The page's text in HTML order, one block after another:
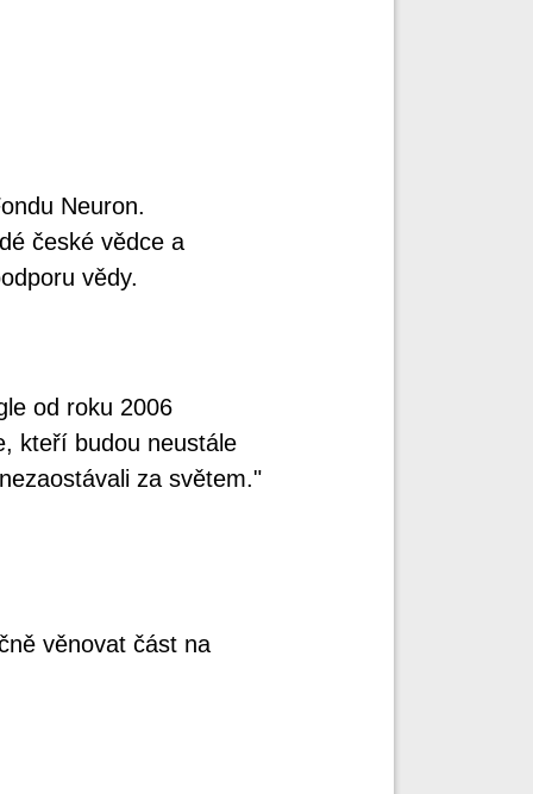
Neuron.
české vědce a
vědy.
od roku 2006
kteří budou neustále
za světem."
věnovat část na